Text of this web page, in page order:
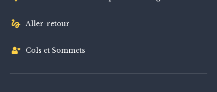
VTT
Aller-retour
Cols et Sommets